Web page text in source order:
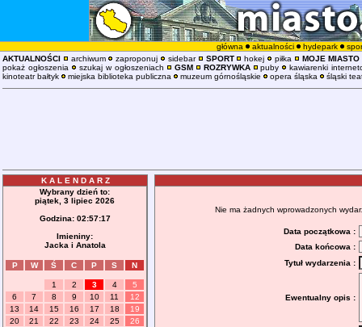
główna aktualności hydepark
AKTUALNOŚCI
archiwum zaproponuj sidebar SPORT hokej piłka
MOJE MIASTO
pokaż ogłoszenia
szukaj w ogłoszeniach GSM ROZRYWKA puby
kawiarenki
kinoteatr bałtyk
miejska biblioteka publiczna muzeum górnośląskie opera śląska śląski
K A L E N D A R Z
Wybrany dzień to:
piątek, 3 lipiec 2026
Godzina: 02:57:17
Imieniny:
Jacka i Anatola
P W Ś C P S N
1 2 3 4
5
6
7 8 9 10 11
12
13
14 15 16 17 18
19
20
21 22 23 24 25
26
Nie ma żadnych wprowadzonych
Data początkowa :
Data końcowa :
Tytuł wydarzenia :
Ewentualny opis :